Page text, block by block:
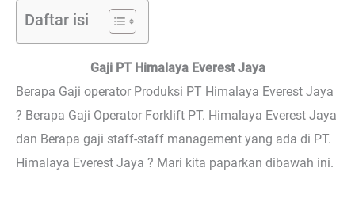
Daftar isi
Gaji PT Himalaya Everest Jaya
Berapa Gaji operator Produksi PT Himalaya Everest Jaya
? Berapa Gaji Operator Forklift PT. Himalaya Everest Jaya
dan Berapa gaji staff-staff management yang ada di PT.
Himalaya Everest Jaya ? Mari kita paparkan dibawah ini.